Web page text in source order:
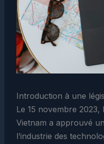
Introduction à une
Le 15 novembre 2023,
Vietnam a approuvé
l’industrie des